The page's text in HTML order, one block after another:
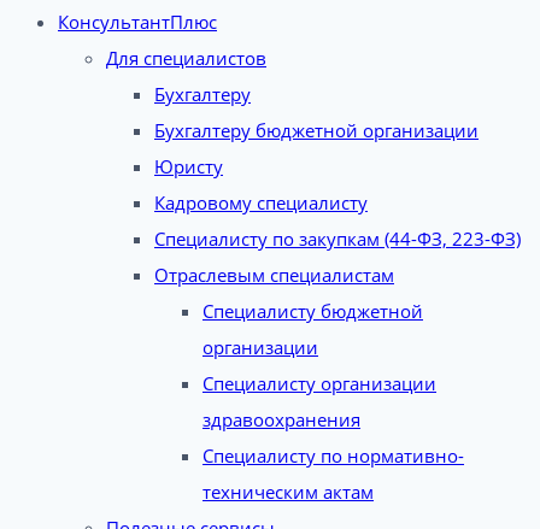
КонсультантПлюс
Для специалистов
Бухгалтеру
Бухгалтеру бюджетной организации
Юристу
Кадровому специалисту
Специалисту по закупкам (44-ФЗ, 223-ФЗ)
Отраслевым специалистам
Специалисту бюджетной
организации
Специалисту организации
здравоохранения
Специалисту по нормативно-
техническим актам